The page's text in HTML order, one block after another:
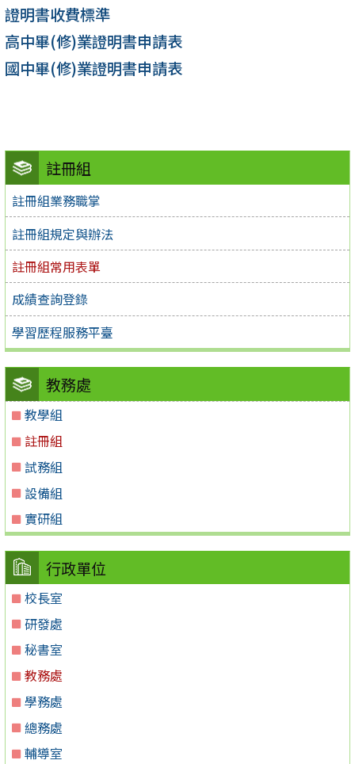
註冊組
註冊組業務職掌
註冊組規定與辦法
註冊組常用表單
成績查詢登錄
學習歷程服務平臺
教務處
教學組
註冊組
試務組
設備組
實研組
行政單位
校長室
研發處
秘書室
教務處
學務處
總務處
輔導室
證明書收費標準
高中畢(修)業證明書申請表
國中畢(修)業證明書申請表